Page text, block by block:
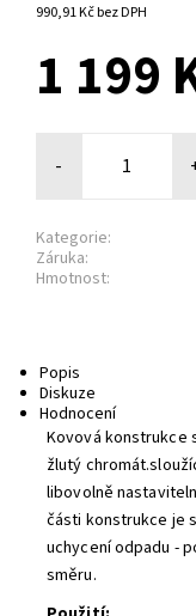
990,91 Kč bez DPH
1 199
-
Kategorie:
Záruka:
Hmotnost:
Popis
Diskuze
Hodnocení
Kovová konstrukce
žlutý
libovolně
části konstrukce je
uchycení odpadu -
směru.